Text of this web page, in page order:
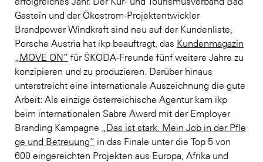
Gastein und der Ökostrom-Projektentwickler
Brandpower Windkraft sind neu auf der Kundenliste,
Porsche Austria hat ikp beauftragt, das Kundenmagazin
„MOVE ON“ für ŠKODA-Freunde fünf weitere Jahre zu
konzipieren und zu produzieren. Darüber hinaus
unterstreicht eine internationale Auszeichnung die gute
Arbeit: Als einzige österreichische Agentur kam ikp
beim internationalen Sabre Award mit der Employer
Branding Kampagne
„Das ist stark. Mein Job in der Pfle
ge und Betreuung“ in das Finale unter die Top 5 von
600 eingereichten Projekten aus Europa, Afrika und